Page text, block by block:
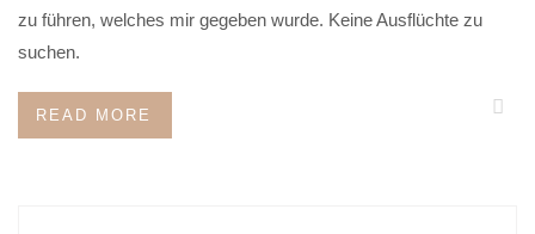
zu führen, welches mir gegeben wurde. Keine Ausflüchte zu
suchen.
READ MORE